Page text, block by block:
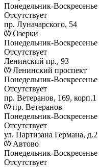
Понедельник-Воскресенье
Отсутствует
пр. Луначарского, 54
Озерки
Понедельник-Воскресенье
Отсутствует
Ленинский пр., 93
Ленинский проспект
Понедельник-Воскресенье
Отсутствует
пр. Ветеранов, 169, корп.1
пр. Ветеранов
Понедельник-Воскресенье
Отсутствует
ул. Партизана Германа, д.2
Автово
Понедельник-Воскресенье
Отсутствует